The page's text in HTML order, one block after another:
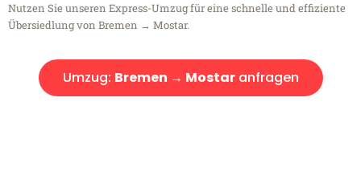
Nutzen Sie unseren Express-Umzug für eine schnelle und effiziente
Übersiedlung von Bremen → Mostar.
Umzug: Bremen → Mostaranfragen